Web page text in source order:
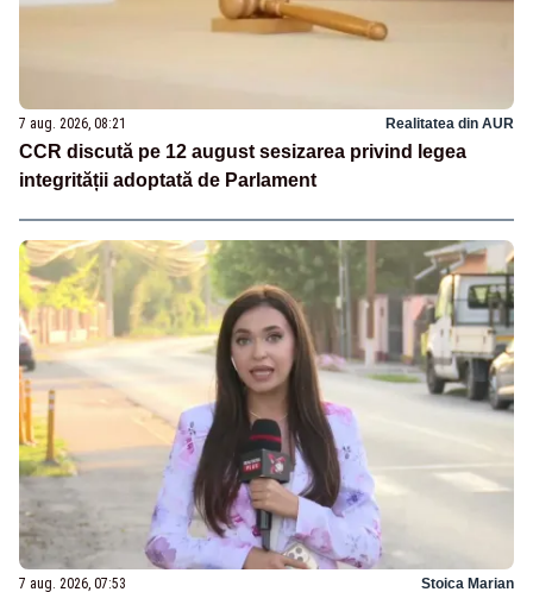
7 aug. 2026, 08:21 Realitatea din AUR
CCR discută pe 12 august sesizarea privind legea
integrității adoptată de Parlament
7 aug. 2026, 07:53 Stoica Marian